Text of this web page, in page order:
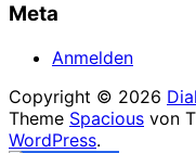
Meta
Anmelden
Copyright © 2026
Theme Spacious von
WordPress.